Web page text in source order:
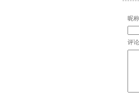
昵称
评